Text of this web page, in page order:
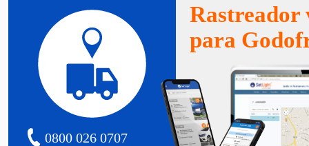
0800 026 0707
Rastreador
para